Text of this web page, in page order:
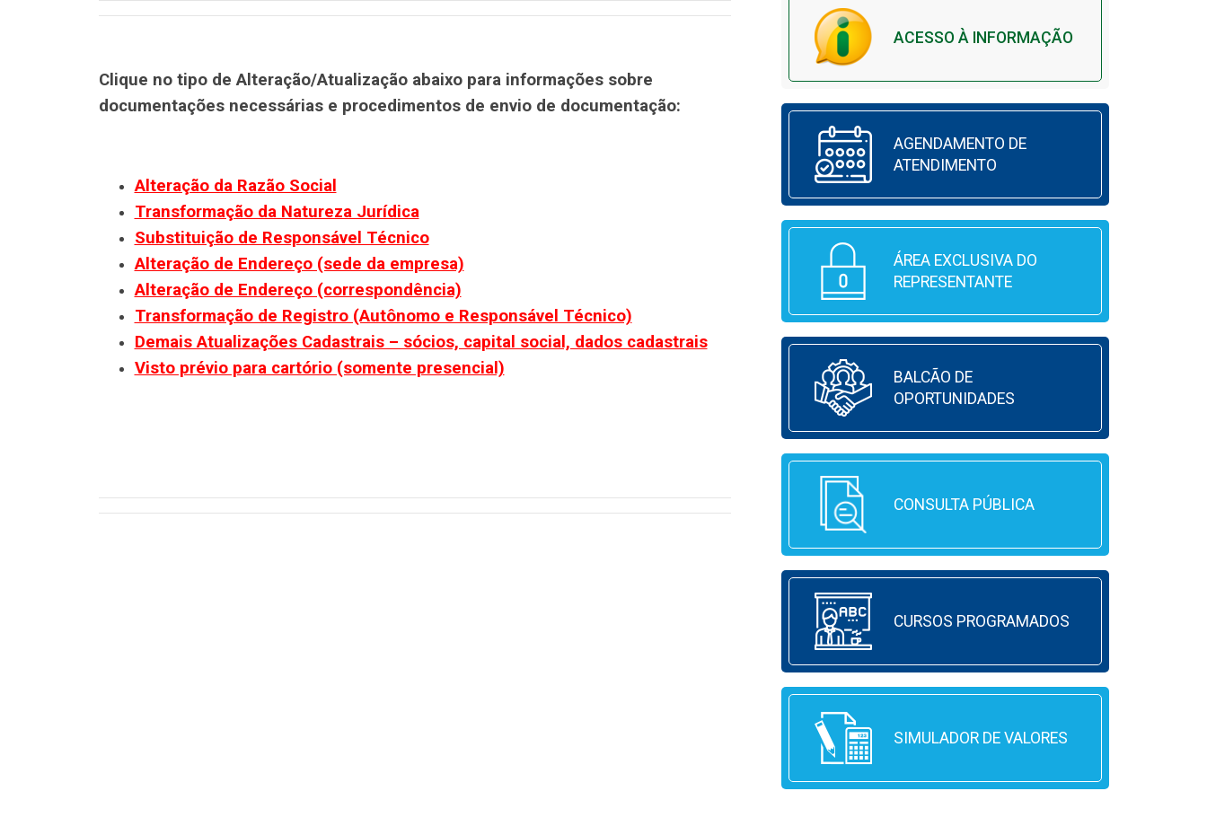
Clique no tipo de Alteração/Atualização abaixo para informações sobre
documentações necessárias e procedimentos de envio de documentação:
Alteração da Razão Social
Transformação da Natureza Jurídica
Substituição de Responsável Técnico
Alteração de Endereço (sede da empresa)
Alteração de Endereço (correspondência)
Transformação de Registro (Autônomo e Responsável Técnico)
Demais Atualizações Cadastrais – sócios, capital social, dados cadastrais
Visto prévio para cartório (somente presencial)
ACESSO À INFORMAÇÃO
AGENDAMENTO DE
ATENDIMENTO
ÁREA EXCLUSIVA DO
REPRESENTANTE
BALCÃO DE
OPORTUNIDADES
CONSULTA PÚBLICA
CURSOS PROGRAMADOS
SIMULADOR DE VALORES